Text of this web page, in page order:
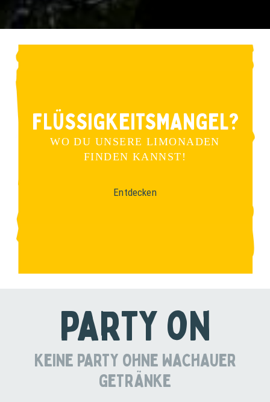
FLÜSSIGKEITS­MANGEL?
WO DU UNSERE LIMONADEN
FINDEN KANNST!
Entdecken
party on
KEINE PARTY OHNE WACHAUER
GETRÄNKE